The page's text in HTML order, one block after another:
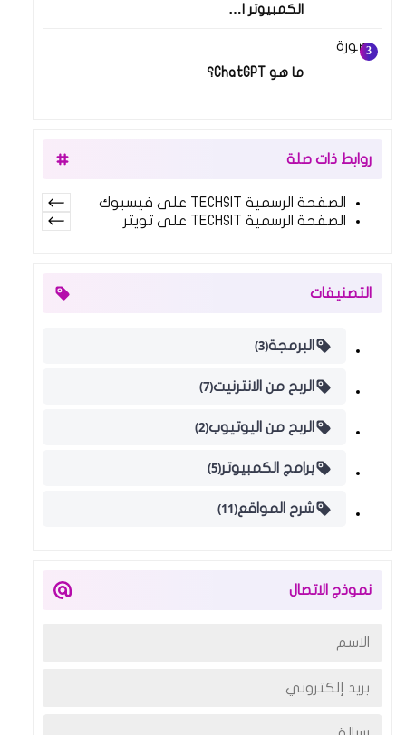
الكمبيوتر ا…
ما هو ChatGPT؟
روابط ذات صلة
الصفحة الرسمية TECHSIT على فيسبوك
الصفحة الرسمية TECHSIT على تويتر
التصنيفات
البرمجة(3)
الربح من الانترنيت(7)
الربح من اليوتيوب(2)
برامج الكمبيوتر(5)
شرح المواقع(11)
نموذج الاتصال